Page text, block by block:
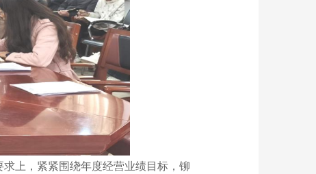
上，紧紧围绕年度经营业绩目标，铆